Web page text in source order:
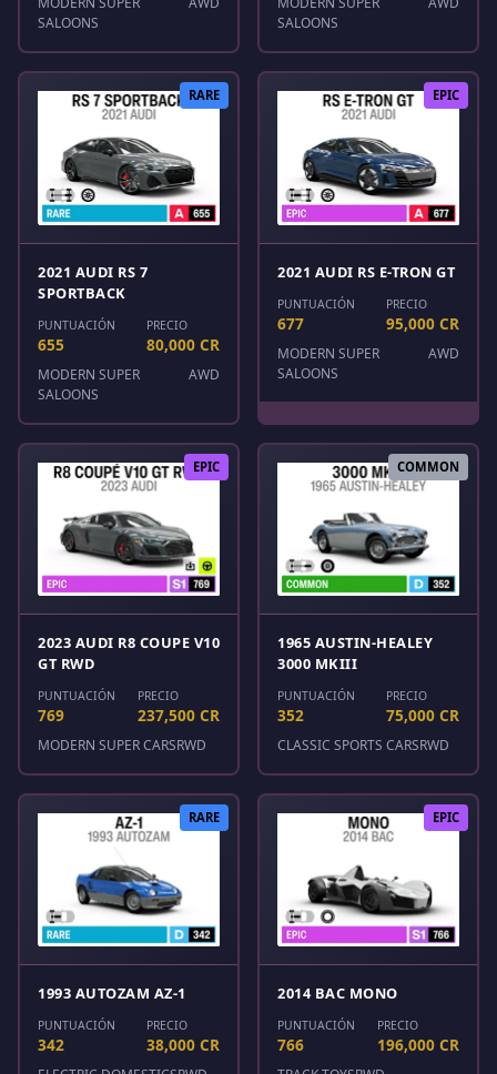
SALOONS
SALOONS
RARE
2021 AUDI RS 7
SPORTBACK
PUNTUACIÓN
655
PRECIO
80,000 CR
MODERN SUPER
SALOONS
AWD
EPIC
2021 AUDI RS E-TRON GT
PUNTUACIÓN
677
PRECIO
95,000 CR
MODERN SUPER
SALOONS
AWD
EPIC
2023 AUDI R8 COUPE V10
GT RWD
PUNTUACIÓN
769
PRECIO
237,500 CR
MODERN SUPER CARSRWD
COMMON
1965 AUSTIN-HEALEY
3000 MKIII
PUNTUACIÓN
352
PRECIO
75,000 CR
CLASSIC SPORTS CARSRWD
RARE
1993 AUTOZAM AZ-1
PUNTUACIÓN
342
PRECIO
38,000 CR
EPIC
2014 BAC MONO
PUNTUACIÓN
766
PRECIO
196,000 CR